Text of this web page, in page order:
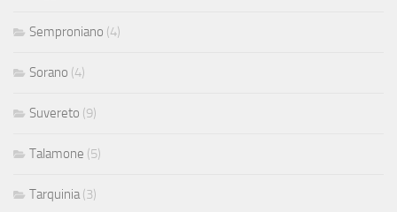
Semproniano (4)
Sorano (4)
Suvereto (9)
Talamone (5)
Tarquinia (3)